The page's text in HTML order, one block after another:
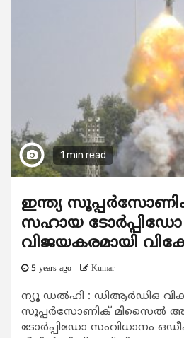
1 min read
ഇന്ത്യ
സഹായ ടോര്‍പ്പിഡോ
വിജയകരമായി
5 years ago Kumar
ന്യൂ ഡല്‍ഹി : ഡിആര്‍ഡിഒ
സൂപ്പര്‍സോണിക് മിസൈല്‍
ടോര്‍പ്പിഡോ സംവിധാനം